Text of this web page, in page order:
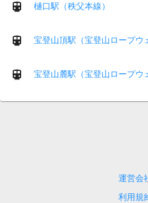
樋口駅（秩父本線）
宝登山頂駅（宝登山ロープウ
宝登山麓駅（宝登山ロープウ
運営会
利用規